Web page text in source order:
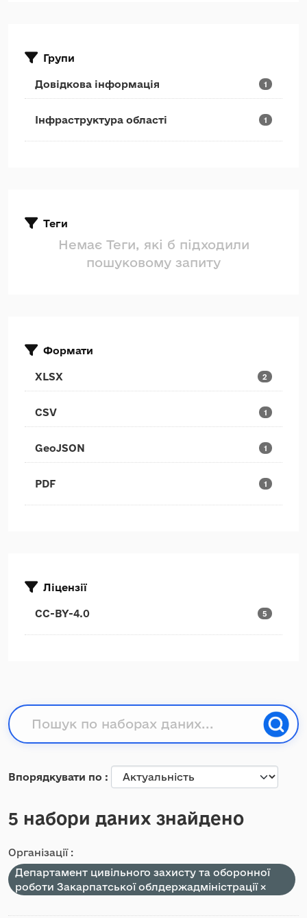
Групи
Довідкова інформація 1
Інфраструктура області 1
Теги
Немає Теги, які б підходили
пошуковому запиту
Формати
XLSX 2
CSV 1
GeoJSON 1
PDF 1
Ліцензії
CC-BY-4.0 5
Впорядкувати по
5 набори даних знайдено
Організації :
Департамент цивільного захисту та оборонної
роботи Закарпатської облдержадміністрації